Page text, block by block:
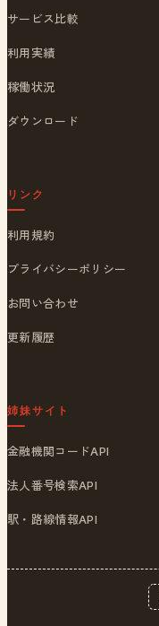
サービス比較
利用実績
稼働状況
ダウンロード
リンク
利用規約
プライバシーポリシー
お問い合わせ
更新履歴
姉妹サイト
金融機関コードAPI
法人番号検索API
駅・路線情報API